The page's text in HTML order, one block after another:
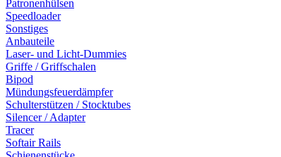
Patronenhülsen
Speedloader
Sonstiges
Anbauteile
Laser- und Licht-Dummies
Griffe / Griffschalen
Bipod
Mündungsfeuerdämpfer
Schulterstützen / Stocktubes
Silencer / Adapter
Tracer
Softair Rails